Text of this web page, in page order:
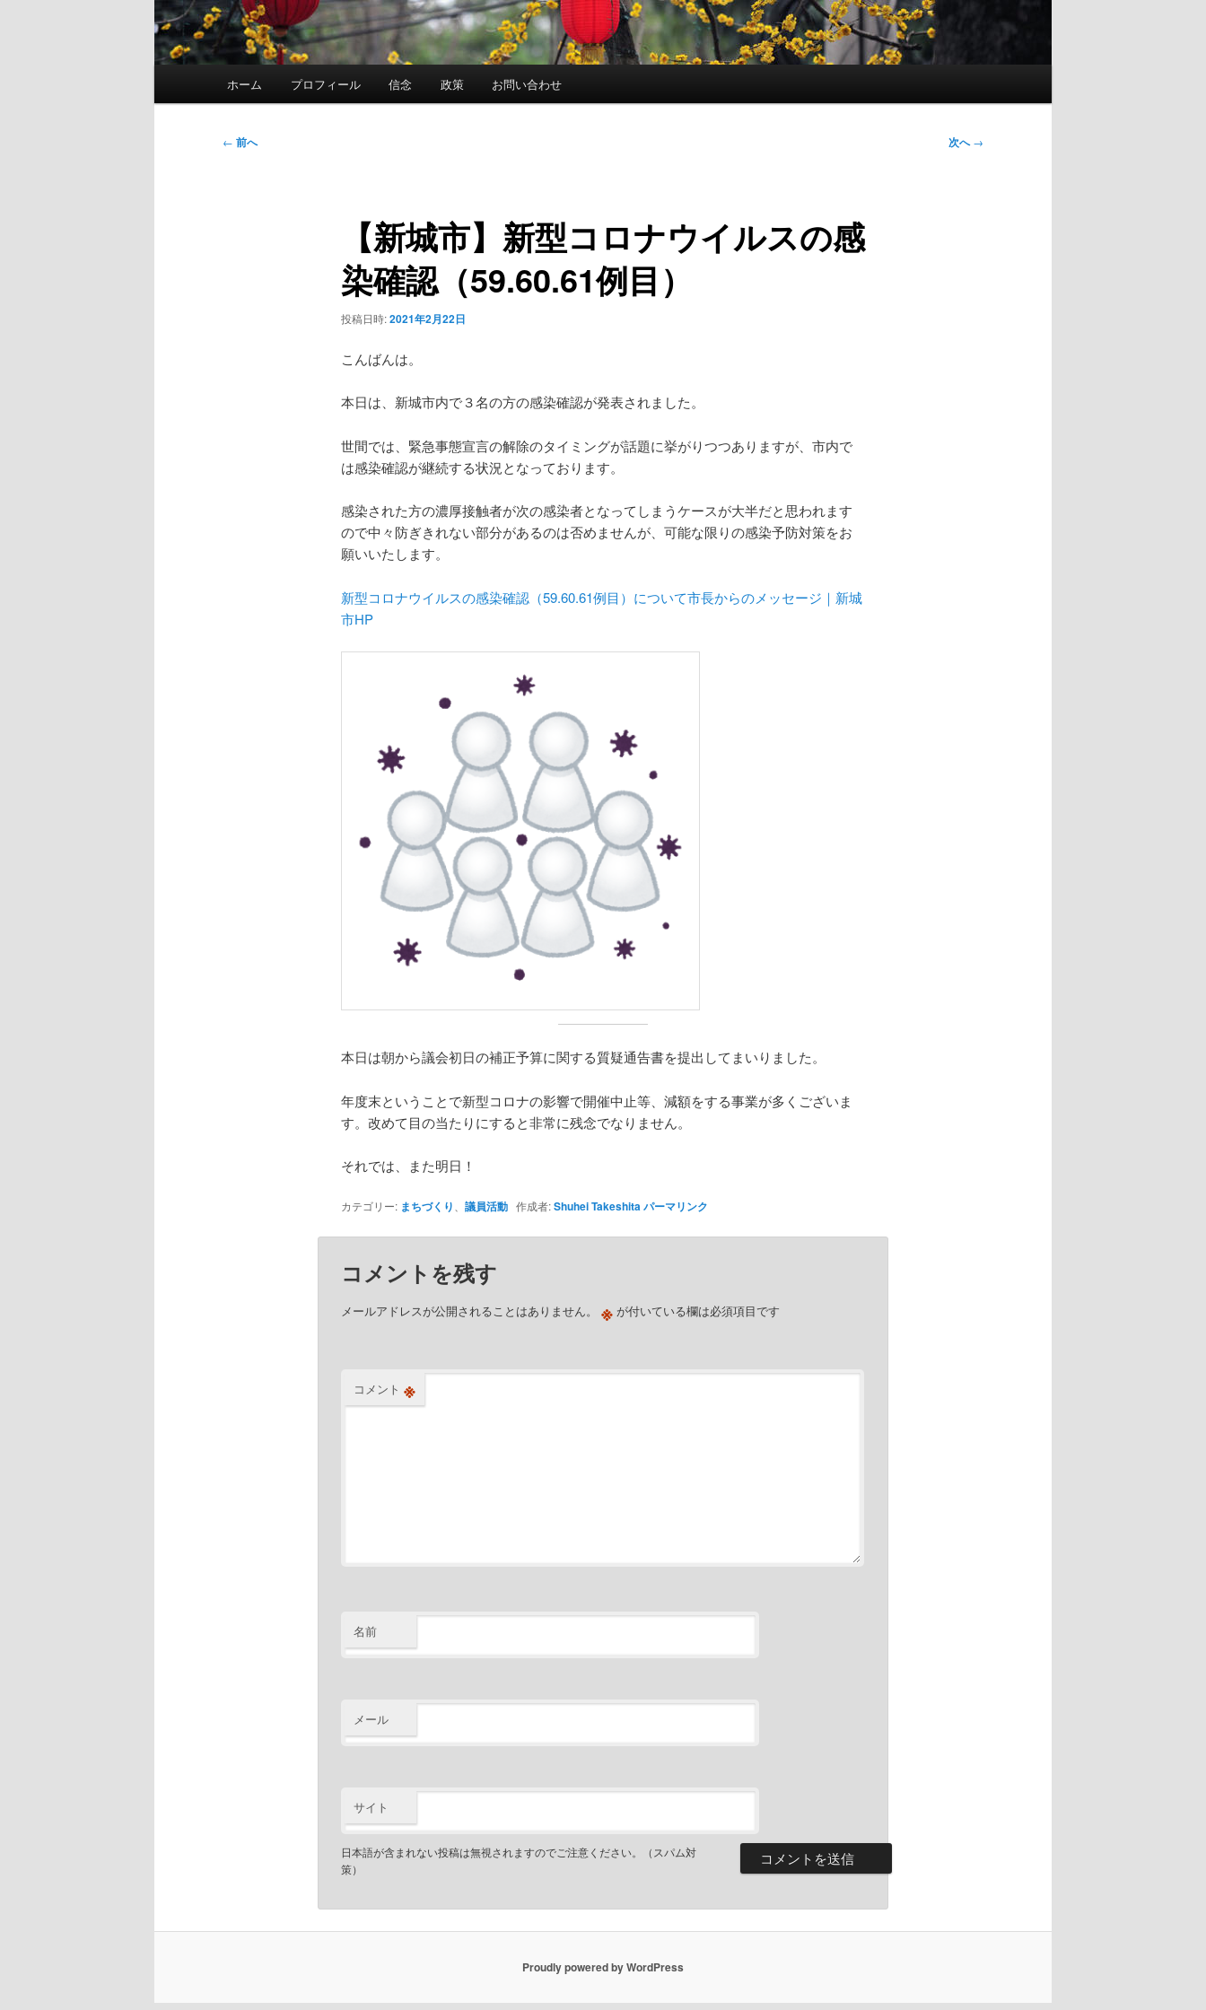
ホーム プロフィール 信念 政策 お問い合わせ
投
← 前へ 次へ→
【新城市】新型コロナウイルスの感
染確認（59.60.61例目）
投稿日時:2021年2月22日
こんばんは。
本日は、新城市内で３名の方の感染確認が発表されました。
世間では、緊急事態宣言の解除のタイミングが話題に挙がりつつありますが、市内で
は感染確認が継続する状況となっております。
感染された方の濃厚接触者が次の感染者となってしまうケースが大半だと思われます
ので中々防ぎきれない部分があるのは否めませんが、可能な限りの感染予防対策をお
願いいたします。
新型コロナウイルスの感染確認（59.60.61例目）について市長からのメッセージ｜新城
市HP
本日は朝から議会初日の補正予算に関する質疑通告書を提出してまいりました。
年度末ということで新型コロナの影響で開催中止等、減額をする事業が多くございま
す。改めて目の当たりにすると非常に残念でなりません。
それでは、また明日！
カテゴリー: まちづくり、 議員活動作成者:Shuhei Takeshitaパーマリンク
コメントを残す
メールアドレスが公開されることはありません。 ※が付いている欄は必須項目です
コメント ※
名前
メール
サイト
日本語が含まれない投稿は無視されますのでご注意ください。（スパム対
策）
Proudly powered by WordPress